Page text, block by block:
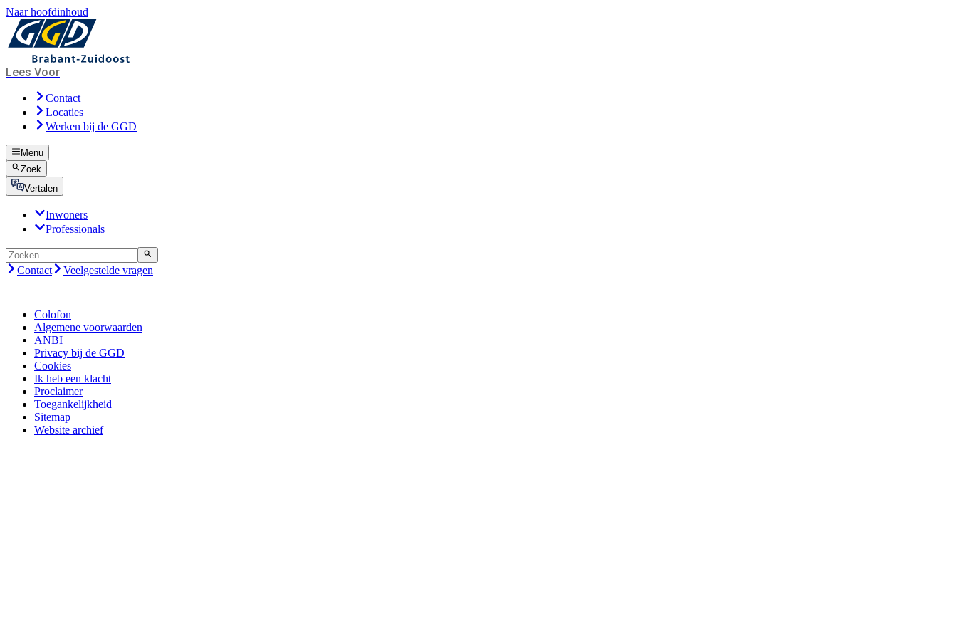
Naar hoofdinhoud
Lees Voor
Contact
Locaties
Werken bij de GGD
Menu
Zoek
Vertalen
Inwoners
Professionals
Contact Veelgestelde vragen
Colofon
Algemene voorwaarden
ANBI
Privacy bij de GGD
Cookies
Ik heb een klacht
Proclaimer
Toegankelijkheid
Sitemap
Website archief